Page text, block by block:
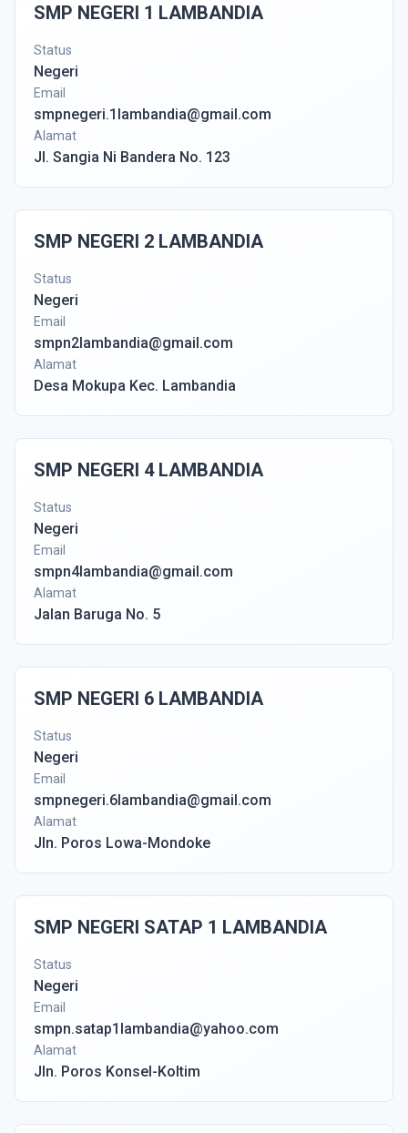
SMP NEGERI 1 LAMBANDIA
Status
Negeri
Email
smpnegeri.1lambandia@gmail.com
Alamat
Jl. Sangia Ni Bandera No. 123
SMP NEGERI 2 LAMBANDIA
Status
Negeri
Email
smpn2lambandia@gmail.com
Alamat
Desa Mokupa Kec. Lambandia
SMP NEGERI 4 LAMBANDIA
Status
Negeri
Email
smpn4lambandia@gmail.com
Alamat
Jalan Baruga No. 5
SMP NEGERI 6 LAMBANDIA
Status
Negeri
Email
smpnegeri.6lambandia@gmail.com
Alamat
Jln. Poros Lowa-Mondoke
SMP NEGERI SATAP 1 LAMBANDIA
Status
Negeri
Email
smpn.satap1lambandia@yahoo.com
Alamat
Jln. Poros Konsel-Koltim